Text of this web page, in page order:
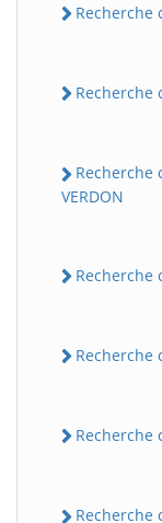
Recherche
Recherche
Recherche
VERDON
Recherche
Recherche
Recherche
Recherche